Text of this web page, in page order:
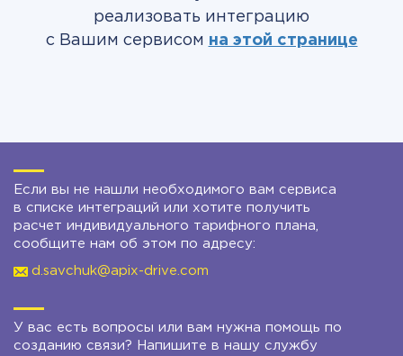
реализовать интеграцию
с Вашим сервисом на этой странице
Если вы не нашли необходимого вам сервиса
в списке интеграций или хотите получить
расчет индивидуального тарифного плана,
сообщите нам об этом по адресу:
d.savchuk@apix-drive.com
У вас есть вопросы или вам нужна помощь по
созданию связи? Напишите в нашу службу